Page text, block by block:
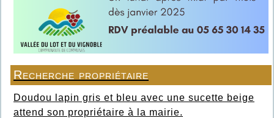
Recherche propriétaire
Doudou lapin gris et bleu avec une sucette beige
attend son propriétaire à la mairie.